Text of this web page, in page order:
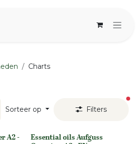
Charts
Sorteer op Filters
A2 - Essential oils Aufguss